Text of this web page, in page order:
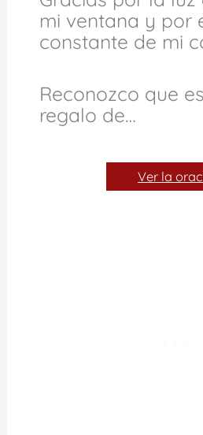
mi ventana y por
constante de mi
Reconozco que
regalo de…
Ver la